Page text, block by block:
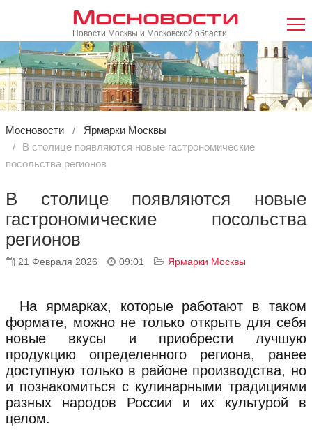
Мосновости
Новости Москвы и Московской области
Мосновости
Ярмарки Москвы
В столице появляются новые гастрономические
посольства регионов
В столице появляются новые
гастрономические посольства
регионов
21 Февраля 2026 09:01 Ярмарки Москвы
На ярмарках, которые работают в таком
формате, можно не только открыть для себя
новые вкусы и приобрести лучшую
продукцию определенного региона, ранее
доступную только в районе производства, но
и познакомиться с кулинарными традициями
разных народов России и их культурой в
целом.